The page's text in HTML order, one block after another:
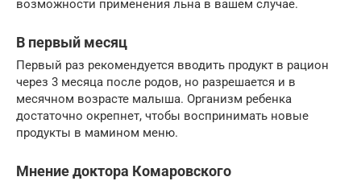
возможности применения льна в вашем случае.
В первый месяц
Первый раз рекомендуется вводить продукт в рацион
через 3 месяца после родов, но разрешается и в
месячном возрасте малыша. Организм ребенка
достаточно окрепнет, чтобы воспринимать новые
продукты в мамином меню.
Мнение доктора Комаровского